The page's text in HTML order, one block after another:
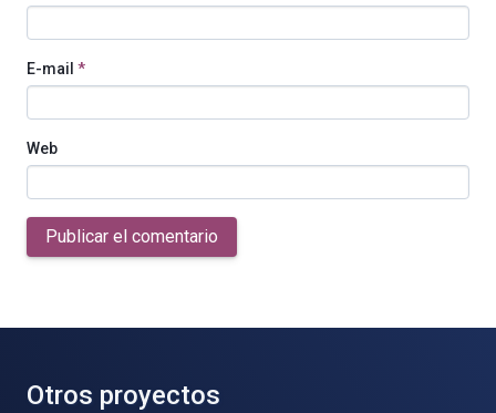
E-mail *
Web
Publicar el comentario
Otros proyectos